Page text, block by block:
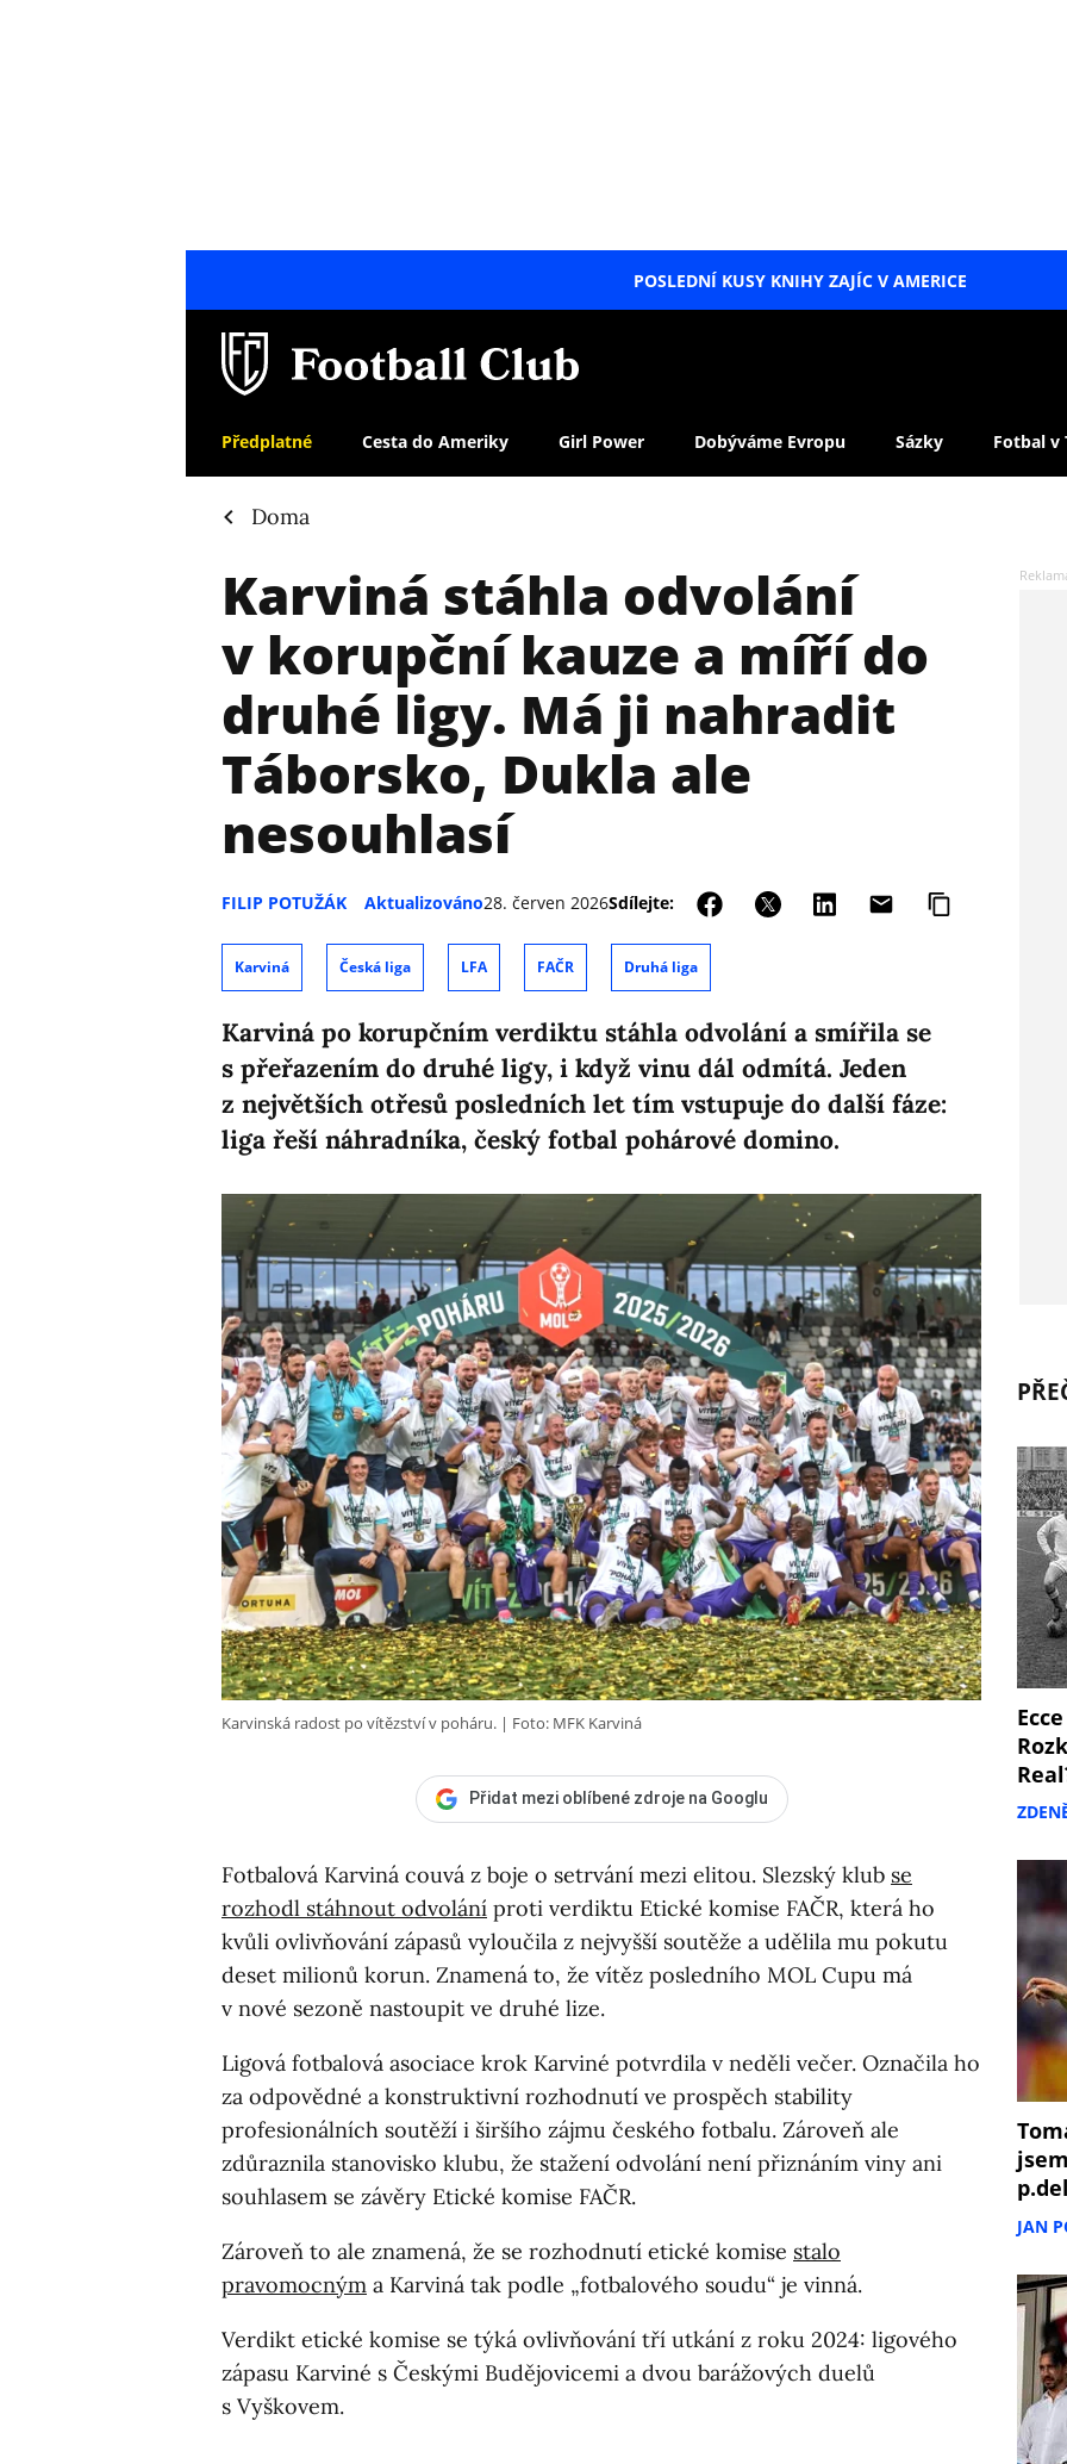
POSLEDNÍ KUSY KNIHY ZAJÍC V AMERICE
Předplatné Cesta do Ameriky Girl Power Dobýváme Evropu Sázky Fotbal v
Doma
Karviná stáhla odvolání
v korupční kauze a míří do
druhé ligy. Má ji nahradit
Táborsko, Dukla ale
nesouhlasí
FILIP POTUŽÁK Aktualizováno28. červen 2026Sdílejte:
Karviná Česká liga LFA FAČR Druhá liga
Karviná po korupčním verdiktu stáhla odvolání a smířila se
s přeřazením do druhé ligy, i když vinu dál odmítá. Jeden
z největších otřesů posledních let tím vstupuje do další fáze:
liga řeší náhradníka, český fotbal pohárové domino.
Karvinská radost po vítězství v poháru. Foto: MFK Karviná
Přidat mezi oblíbené zdroje na Googlu
Fotbalová Karviná couvá z boje o setrvání mezi elitou. Slezský klub se
rozhodl stáhnout odvolání proti verdiktu Etické komise FAČR, která ho
kvůli ovlivňování zápasů vyloučila z nejvyšší soutěže a udělila mu pokutu
deset milionů korun. Znamená to, že vítěz posledního MOL Cupu má
v nové sezoně nastoupit ve druhé lize.
Ligová fotbalová asociace krok Karviné potvrdila v neděli večer. Označila ho
za odpovědné a konstruktivní rozhodnutí ve prospěch stability
profesionálních soutěží i širšího zájmu českého fotbalu. Zároveň ale
zdůraznila stanovisko klubu, že stažení odvolání není přiznáním viny ani
souhlasem se závěry Etické komise FAČR.
Zároveň to ale znamená, že se rozhodnutí etické komise stalo
pravomocným a Karviná tak podle „fotbalového soudu“ je vinná.
Verdikt etické komise se týká ovlivňování tří utkání z roku 2024: ligového
zápasu Karviné s Českými Budějovicemi a dvou barážových duelů
s Vyškovem.
p.del
JAN